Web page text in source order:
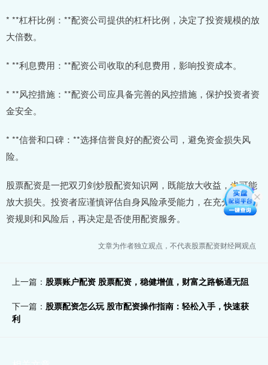
* **杠杆比例：**配资公司提供的杠杆比例，决定了投资规模的放
大倍数。
* **利息费用：**配资公司收取的利息费用，影响投资成本。
* **风控措施：**配资公司应具备完善的风控措施，保护投资者资
金安全。
* **信誉和口碑：**选择信誉良好的配资公司，避免资金损失风
险。
股票配资是一把双刃剑炒股配资知识网，既能放大收益，也可能
放大损失。投资者应谨慎评估自身风险承受能力，在充分了解配
资规则和风险后，再决定是否使用配资服务。
文章为作者独立观点，不代表股票配资财经网观点
上一篇： 股票账户配资 股票配资，稳健增值，财富之路畅通无阻
下一篇： 股票配资怎么玩 股市配资操作指南：轻松入手，快速获
利